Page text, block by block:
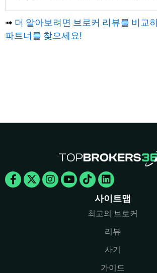
➟ 더 알아보려면 브로커 리뷰를 비교
파트너를 찾으세요!
Facebook-
f
X-
twitter
Instagram
Youtube
TiktokLinkedin
사이트맵
최고의 브로커
리뷰
사기
가이드